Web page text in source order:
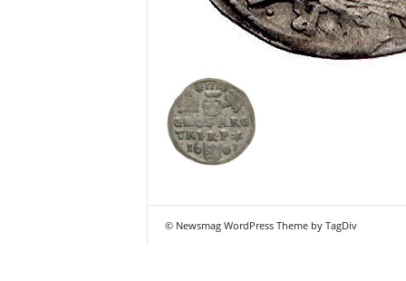
© Newsmag WordPress Theme by TagDiv